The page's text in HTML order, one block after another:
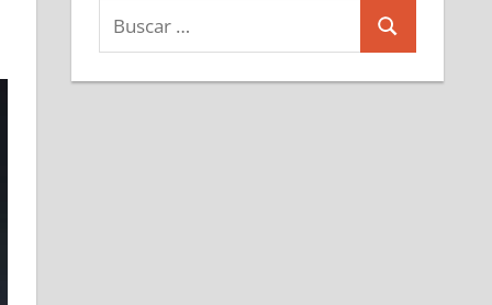
Buscar:
Buscar